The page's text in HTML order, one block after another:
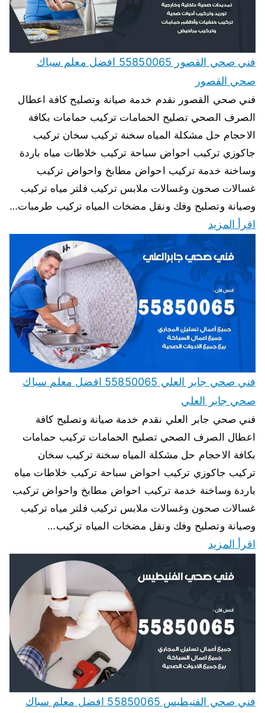
فني صحي القصور 55850065 افضل معلم سباك
صحي القصور
فني صحي القصور نقدم خدمة صيانة وتصليح كافة اعطال
الصرف الصحي تصليح الحمامات تركيب حمامات بكافة
الاحجام حل مشكلة المياه سخنة تركيب سخان تركيب
جاكوزي تركيب احواض سباحة تركيب خلاطات مياه باردة
وساخنة خدمة تركيب احواض مطابخ واحواض تركيب
غسالات صحون وغسالات ملابس تركيب فلتر مياه تركيب
وصيانة وتصليح وفك ونقل مضخات المياه تركيب طرمبات…
اقرأ المزيد
فني صحي جابر العلي 55850065 افضل معلم سباك
صحي جابر العلي
فني صحي جابر العلي نقدم خدمة صيانة وتصليح كافة
اعطال الصرف الصحي تصليح الحمامات تركيب حمامات
بكافة الاحجام حل مشكلة المياه سخنة تركيب سخان
تركيب جاكوزي تركيب احواض سباحة تركيب خلاطات مياه
باردة وساخنة خدمة تركيب احواض مطابخ واحواض تركيب
غسالات صحون وغسالات ملابس تركيب فلتر مياه تركيب
وصيانة وتصليح وفك ونقل مضخات المياه تركيب…
اقرأ المزيد
فني صحي الفنيطيس 55850065 افضل معلم سباك